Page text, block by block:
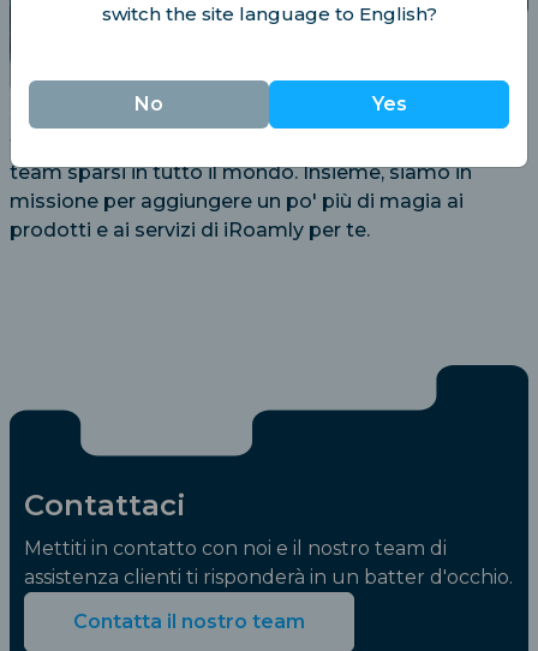
Saluta il team di iRoamly! Stiamo crescendo in centri
frenetici come Hong Kong e gli USA, con membri del
team sparsi in tutto il mondo. Insieme, siamo in
missione per aggiungere un po' più di magia ai
prodotti e ai servizi di iRoamly per te.
Contattaci
Mettiti in contatto con noi e il nostro team di
assistenza clienti ti risponderà in un batter d'occhio.
Contatta il nostro team
switch the site language to English?
No Yes